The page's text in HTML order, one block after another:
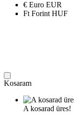
€ Euro EUR
Ft Forint HUF
Kosaram
A kosarad üres!